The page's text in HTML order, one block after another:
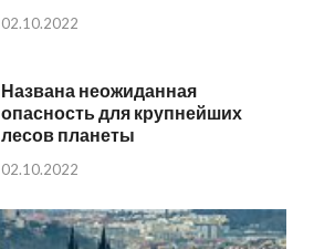
02.10.2022
Названа неожиданная
опасность для крупнейших
лесов планеты
02.10.2022